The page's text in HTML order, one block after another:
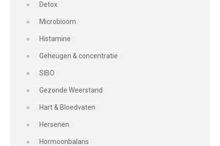
Detox
Microbioom
Histamine
Geheugen & concentratie
SIBO
Gezonde Weerstand
Hart & Bloedvaten
Hersenen
Hormoonbalans